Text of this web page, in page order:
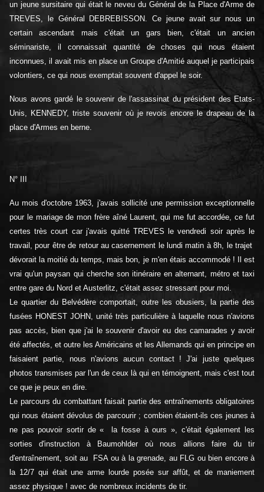
un jeune sursitaire qui était le neveu du Général de la Place d'Arme de
TREVES, le Général DEBREBISSON. Ce jeune avait sur nous un
certain ascendant mais c'était un gars bien, c'était un ancien
séminariste, il connaissait quantité de choses qui nous étaient
inconnues, il avait mis en place un Groupe d'Amitié auquel je participais
volontiers, ce qui nous exemptait souvent d'appel le soir.
Nous avons gardé le souvenir de l'assassinat du président des Etats-
Unis, KENNEDY, triste souvenir où je revois encore le drapeau de la
place d'Armes en berne.
N° III
Au mois d'octobre 1963, j'avais sollicité une permission exceptionnelle
pour le mariage de mon frère aîné Laurent, qui me fut accordée, ce fut
certes très court car j'avais quitté TREVES le vendredi soir après le
travail, pour être de retour au casernement le lundi matin à 8h, le trajet
dévorait la moitié du temps, mais bon, je m'en étais accommodé ! Il est
vrai qu'un paysan qui cherche son itinéraire en alternant, métro et taxi
entre gare du Nord et Austerlitz, c'était assez stressant pour moi.
Le quartier du Belvédère comportait, outre les obusiers, la partie des
fusées HONEST JOHN, unité très particulière à laquelle nous n'avions
pas accès, bien que j'ai le souvenir d'avoir eu des camarades y avoir
été affectés, et outre les Américains et les Allemands qui en principe en
faisaient partie, nous n'avions aucun contact ! J'ai juste quelques
photos transmises par l'un de ceux là qui en témoignent, mais c'est tout
ce que je peux en dire.
Le parcours du combattant faisait partie des entraînements obligatoires
qui nous étaient dévolus de parcourir ; combien étaient-ils ces jeunes à
ne pas pouvoir sortir de « la fosse à ours », c'était également les
sorties d'instruction à Baumohlder où nous allions faire du tir
d'entraînement, soit au FSA ou à la grenade, au FLG ou bien encore à
la 12/7 qui était une arme lourde posée sur affût, et de maniement
assez physique ! avec de nombreux incidents de tir.